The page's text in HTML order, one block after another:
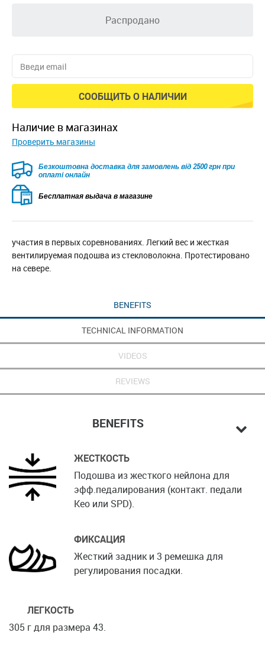
Распродано
СООБЩИТЬ О НАЛИЧИИ
наличие в магазинах
Проверить магазины
Безкоштовна доставка для замовлень від 2500 грн при
оплаті онлайн
Бесплатная выдача в магазине
участия в первых соревнованиях. Легкий вес и жесткая
вентилируемая подошва из стекловолокна. Протестировано
на севере.
BENEFITS
TECHNICAL INFORMATION
VIDEOS
REVIEWS
BENEFITS
ЖЕСТКОСТЬ
Подошва из жесткого нейлона для
эфф.педалирования (контакт. педали
Keo или SPD).
ФИКСАЦИЯ
Жесткий задник и 3 ремешка для
регулирования посадки.
ЛЕГКОСТЬ
305 г для размера 43.